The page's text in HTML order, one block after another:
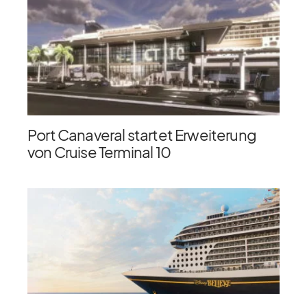
Port Canaveral startet Erweiterung
von Cruise Terminal 10